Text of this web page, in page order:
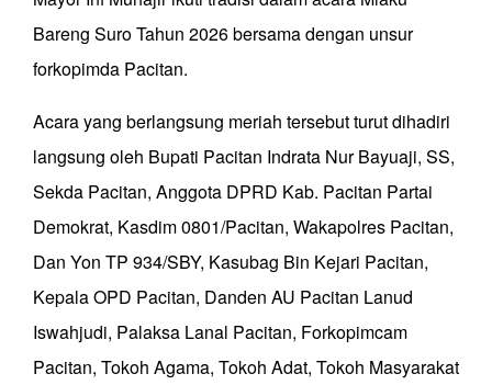
Bareng Suro Tahun 2026 bersama dengan unsur
forkopimda Pacitan.
Acara yang berlangsung meriah tersebut turut dihadiri
langsung oleh Bupati Pacitan Indrata Nur Bayuaji, SS,
Sekda Pacitan, Anggota DPRD Kab. Pacitan Partai
Demokrat, Kasdim 0801/Pacitan, Wakapolres Pacitan,
Dan Yon TP 934/SBY, Kasubag Bin Kejari Pacitan,
Kepala OPD Pacitan, Danden AU Pacitan Lanud
Iswahjudi, Palaksa Lanal Pacitan, Forkopimcam
Pacitan, Tokoh Agama, Tokoh Adat, Tokoh Masyarakat